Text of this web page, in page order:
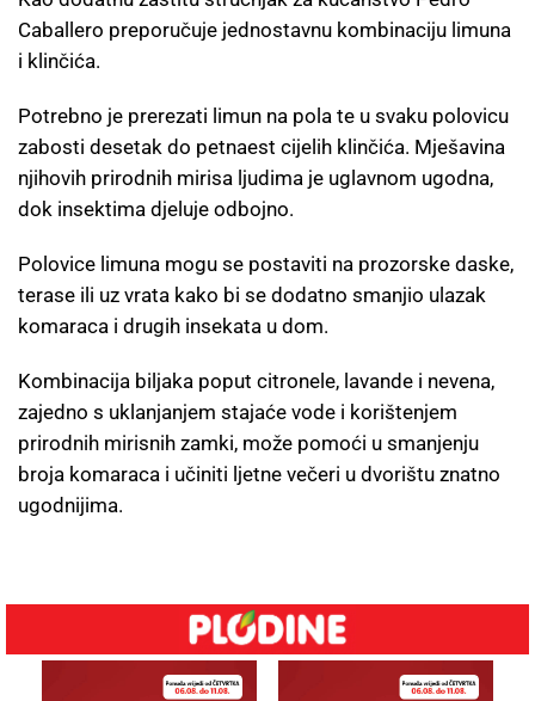
Caballero preporučuje jednostavnu kombinaciju limuna
i klinčića.
Potrebno je prerezati limun na pola te u svaku polovicu
zabosti desetak do petnaest cijelih klinčića. Mješavina
njihovih prirodnih mirisa ljudima je uglavnom ugodna,
dok insektima djeluje odbojno.
Polovice limuna mogu se postaviti na prozorske daske,
terase ili uz vrata kako bi se dodatno smanjio ulazak
komaraca i drugih insekata u dom.
Kombinacija biljaka poput citronele, lavande i nevena,
zajedno s uklanjanjem stajaće vode i korištenjem
prirodnih mirisnih zamki, može pomoći u smanjenju
broja komaraca i učiniti ljetne večeri u dvorištu znatno
ugodnijima.